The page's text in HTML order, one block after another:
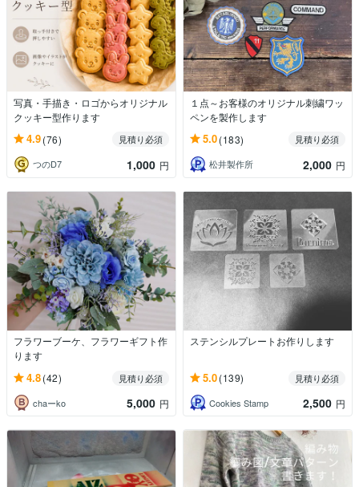
写真・手描き・ロゴからオリジナル
クッキー型作ります
4.9(76)
見積り必須
つのD7
1,000 円
１点～お客様のオリジナル刺繍ワッ
ペンを製作します
5.0(183)
見積り必須
松井製作所
2,000 円
フラワーブーケ、フラワーギフト作
ります
4.8(42)
見積り必須
chaーko
5,000 円
ステンシルプレートお作りします
5.0(139)
見積り必須
Cookies Stamp
2,500 円